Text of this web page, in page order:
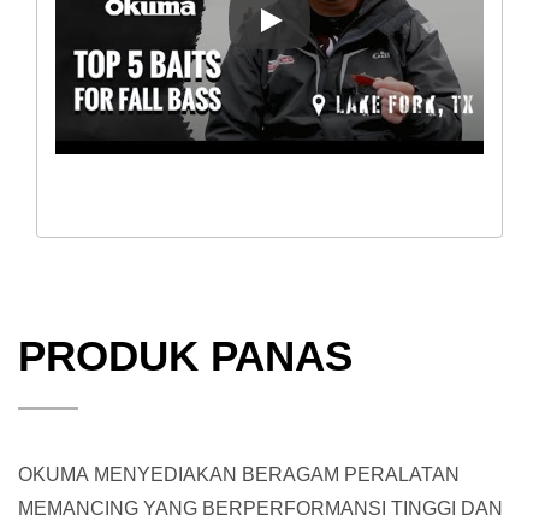
[CARA] 5 UMPAN TERBAIK
PRODUK PANAS
OKUMA MENYEDIAKAN BERAGAM PERALATAN
MEMANCING YANG BERPERFORMANSI TINGGI DAN